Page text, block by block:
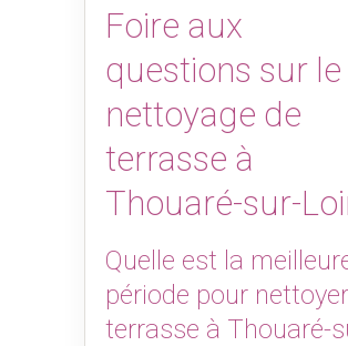
Foire aux
questions sur le
nettoyage de
terrasse à
Thouaré-sur-
Quelle est la
période pour
terrasse à Thouaré-